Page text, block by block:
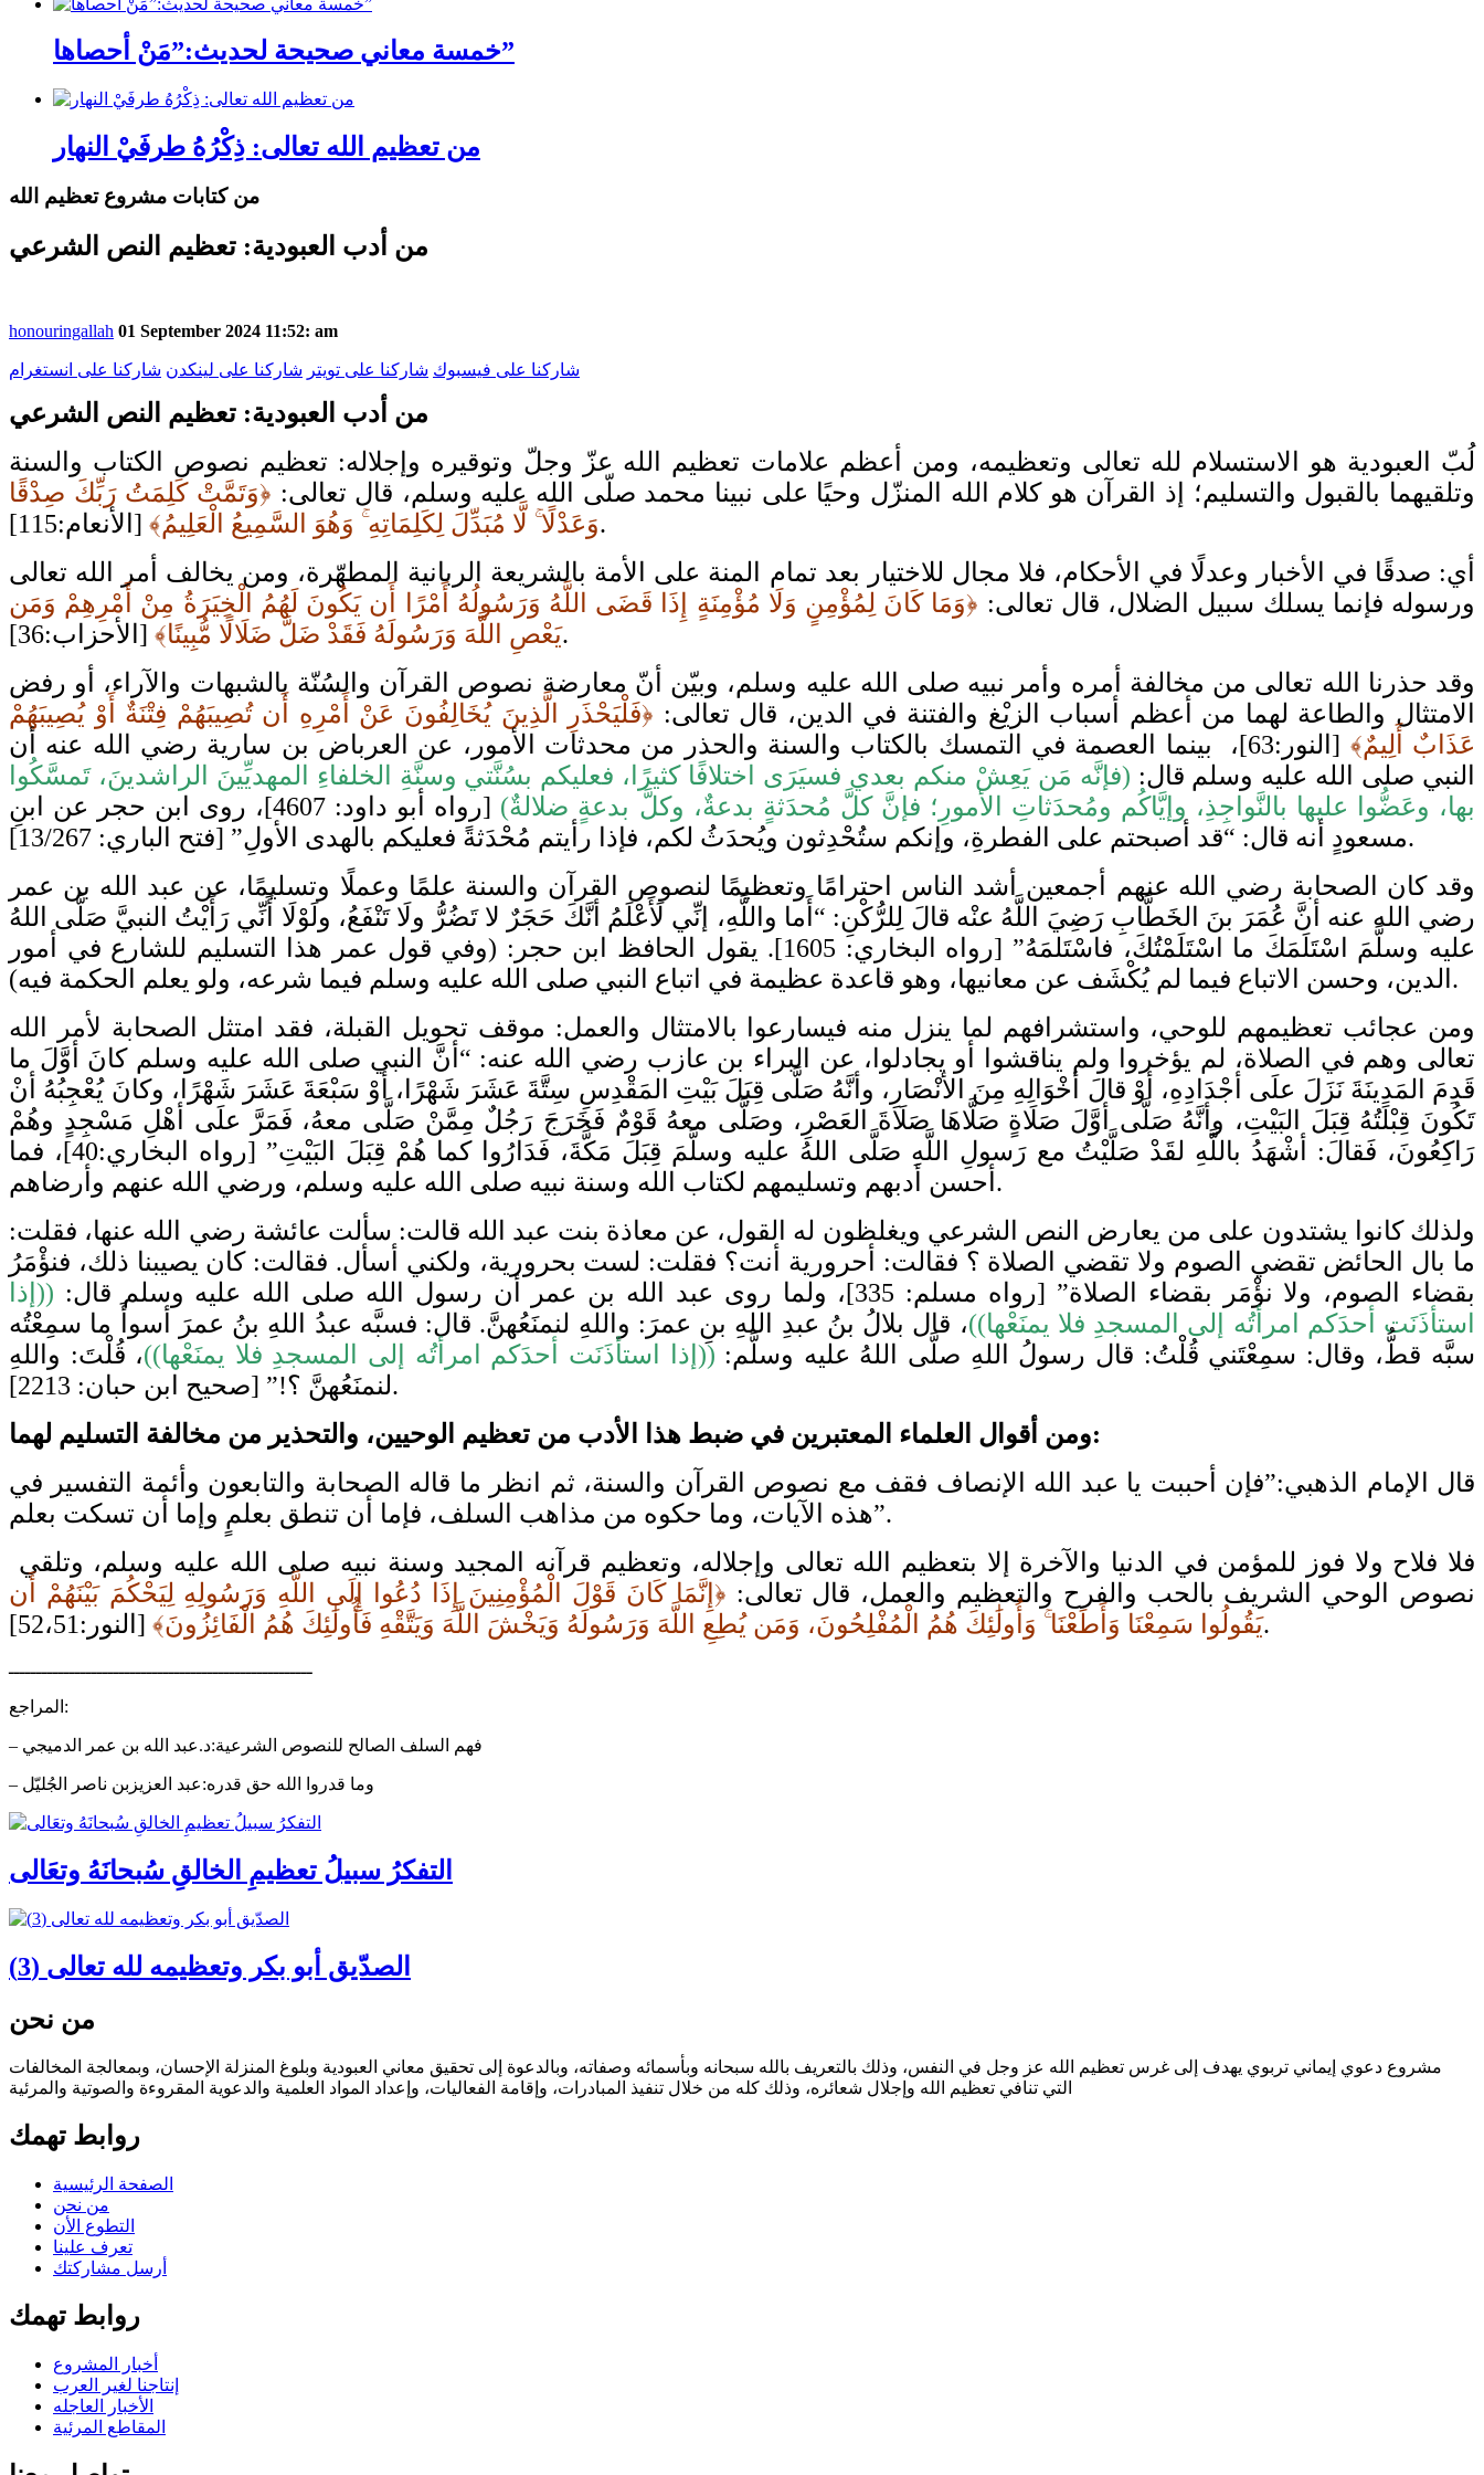
خمسة معاني صحيحة لحديث:”مَنْ أحصاها”
من تعظيم الله تعالى: ذِكْرُهُ طرفَيْ النهار
من كتابات مشروع تعظيم الله
من أدب العبودية: تعظيم النص الشرعي
honouringallah 01 September 2024 11:52: am
شاركنا على فيسبوك شاركنا على تويتر شاركنا على لينكدن شاركنا على انستغرام
من أدب العبودية: تعظيم النص الشرعي
لُبّ العبودية هو الاستسلام لله تعالى وتعظيمه، ومن أعظم علامات تعظيم الله عزّ وجلّ وتوقيره وإجلاله: تعظيم نصوص الكتاب والسنة
وتلقيهما بالقبول والتسليم؛ إذ القرآن هو كلام الله المنزّل وحيًا على نبينا محمد صلّى الله عليه وسلم، قال تعالى: ﴿وَتَمَّتْ كَلِمَتُ رَبِّكَ صِدْقًا
وَعَدْلًا ۚ لَّا مُبَدِّلَ لِكَلِمَاتِهِ ۚ وَهُوَ السَّمِيعُ الْعَلِيمُ﴾[الأنعام:115].
أي: صدقًا في الأخبار وعدلًا في الأحكام، فلا مجال للاختيار بعد تمام المنة على الأمة بالشريعة الربانية المطهّرة، ومن يخالف أمر الله تعالى
ورسوله فإنما يسلك سبيل الضلال، قال تعالى: ﴿وَمَا كَانَ لِمُؤْمِنٍ وَلَا مُؤْمِنَةٍ إِذَا قَضَى اللَّهُ وَرَسُولُهُ أَمْرًا أَن يَكُونَ لَهُمُ الْخِيَرَةُ مِنْ أَمْرِهِمْ وَمَن
يَعْصِ اللَّهَ وَرَسُولَهُ فَقَدْ ضَلَّ ضَلَالًا مُّبِينًا﴾[الأحزاب:36].
وقد حذرنا الله تعالى من مخالفة أمره وأمر نبيه صلى الله عليه وسلم، وبيّن أنّ معارضة نصوص القرآن والسُنّة بالشبهات والآراء، أو رفض
الامتثال والطاعة لهما من أعظم أسباب الزيْغ والفتنة في الدين، قال تعالى: ﴿فَلْيَحْذَرِ الَّذِينَ يُخَالِفُونَ عَنْ أَمْرِهِ أَن تُصِيبَهُمْ فِتْنَةٌ أَوْ يُصِيبَهُمْ
عَذَابٌ أَلِيمٌ﴾
[النور:63]، بينما العصمة في التمسك بالكتاب والسنة والحذر من محدثات الأمور، عن العرباض بن سارية رضي الله عنه أن
النبي صلى الله عليه وسلم قال: (فإنَّه مَن يَعِشْ منكم بعدي فسيَرَى اختلافًا كثيرًا، فعليكم بسُنَّتي وسنَّةِ الخلفاءِ المهديِّينَ الراشدينَ، تَمسَّكُوا
بها، وعَضُّوا عليها بالنَّواجِذِ، وإيَّاكُم ومُحدَثاتِ الأمورِ؛ فإنَّ كلَّ مُحدَثةٍ بدعةٌ، وكلَّ بدعةٍ ضلالةٌ)
[رواه أبو داود: 4607]، روى ابن حجر عن ابنِ
مسعودٍ أنه قال: “قد أصبحتم على الفطرةِ، وإنكم ستُحْدِثون ويُحدَثُ لكم، فإذا رأيتم مُحْدَثةً فعليكم بالهدى الأولِ” [فتح الباري: 13/267].
وقد كان الصحابة رضي الله عنهم أجمعين أشد الناس احترامًا وتعظيمًا لنصوص القرآن والسنة علمًا وعملًا وتسليمًا، عن عبد الله بن عمر
رضي الله عنه أنَّ عُمَرَ بنَ الخَطَّابِ رَضِيَ اللَّهُ عنْه قالَ لِلرُّكْنِ: “أَما واللَّهِ، إنِّي لَأَعْلَمُ أنَّكَ حَجَرٌ لا تَضُرُّ ولَا تَنْفَعُ، ولَوْلَا أَنِّي رَأَيْتُ النبيَّ صَلَّى اللهُ
عليه وسلَّمَ اسْتَلَمَكَ ما اسْتَلَمْتُكَ، فاسْتَلمَهُ” [رواه البخاري: 1605]. يقول الحافظ ابن حجر: (وفي قول عمر هذا التسليم للشارع في أمور
الدين، وحسن الاتباع فيما لم يُكْشَف عن معانيها، وهو قاعدة عظيمة في اتباع النبي صلى الله عليه وسلم فيما شرعه، ولو يعلم الحكمة فيه).
ومن عجائب تعظيمهم للوحي، واستشرافهم لما ينزل منه فيسارعوا بالامتثال والعمل: موقف تحويل القبلة، فقد امتثل الصحابة لأمر الله
تعالى وهم في الصلاة، لم يؤخروا ولم يناقشوا أو يجادلوا، عن البراء بن عازب رضي الله عنه: “أنَّ النبي صلى الله عليه وسلم كانَ أوَّلَ ما
قَدِمَ المَدِينَةَ نَزَلَ علَى أجْدَادِهِ، أوْ قالَ أخْوَالِهِ مِنَ الأنْصَارِ، وأنَّهُ صَلَّى قِبَلَ بَيْتِ المَقْدِسِ سِتَّةَ عَشَرَ شَهْرًا، أوْ سَبْعَةَ عَشَرَ شَهْرًا، وكانَ يُعْجِبُهُ أنْ
تَكُونَ قِبْلَتُهُ قِبَلَ البَيْتِ، وأنَّهُ صَلَّى أوَّلَ صَلَاةٍ صَلَّاهَا صَلَاةَ العَصْرِ، وصَلَّى معهُ قَوْمٌ فَخَرَجَ رَجُلٌ مِمَّنْ صَلَّى معهُ، فَمَرَّ علَى أهْلِ مَسْجِدٍ وهُمْ
رَاكِعُونَ، فَقالَ: أشْهَدُ باللَّهِ لقَدْ صَلَّيْتُ مع رَسولِ اللَّهِ صَلَّى اللهُ عليه وسلَّمَ قِبَلَ مَكَّةَ، فَدَارُوا كما هُمْ قِبَلَ البَيْتِ” [رواه البخاري:40]، فما
أحسن أدبهم وتسليمهم لكتاب الله وسنة نبيه صلى الله عليه وسلم، ورضي الله عنهم وأرضاهم.
ولذلك كانوا يشتدون على من يعارض النص الشرعي ويغلظون له القول، عن معاذة بنت عبد الله قالت: سألت عائشة رضي الله عنها، فقلت:
ما بال الحائض تقضي الصوم ولا تقضي الصلاة ؟ فقالت: أحرورية أنت؟ فقلت: لست بحرورية، ولكني أسأل. فقالت: كان يصيبنا ذلك، فنؤْمَرُ
بقضاء الصوم، ولا نؤْمَر بقضاء الصلاة” [رواه مسلم: 335]، ولما روى عبد الله بن عمر أن رسول الله صلى الله عليه وسلم قال:
((إذا
استأذَنَت أحدَكم امرأتُه إلى المسجدِ فلا يمنَعْها))، قال بلالُ بنُ عبدِ اللهِ بنِ عمرَ: واللهِ لنمنَعُهنَّ. قال: فسبَّه عبدُ اللهِ بنُ عمرَ أسوأَ ما سمِعْتُه
سبَّه قطُّ، وقال: سمِعْتَني قُلْتُ: قال رسولُ اللهِ صلَّى اللهُ عليه وسلَّم: ((إذا استأذَنَت أحدَكم امرأتُه إلى المسجدِ فلا يمنَعْها))، قُلْتَ: واللهِ
لنمنَعُهنَّ ؟!” [صحيح ابن حبان: 2213].
ومن أقوال العلماء المعتبرين في ضبط هذا الأدب من تعظيم الوحيين، والتحذير من مخالفة التسليم لهما:
قال الإمام الذهبي:”فإن أحببت يا عبد الله الإنصاف فقف مع نصوص القرآن والسنة، ثم انظر ما قاله الصحابة والتابعون وأئمة التفسير في
هذه الآيات، وما حكوه من مذاهب السلف، فإما أن تنطق بعلمٍ وإما أن تسكت بعلم”.
نصوص الوحي الشريف بالحب والفرح والتعظيم والعمل، قال تعالى: ﴿إِنَّمَا كَانَ قَوْلَ الْمُؤْمِنِينَ إِذَا دُعُوا إِلَى اللَّهِ وَرَسُولِهِ لِيَحْكُمَ بَيْنَهُمْ أَن
يَقُولُوا سَمِعْنَا وَأَطَعْنَا ۚ وَأُولَٰئِكَ هُمُ الْمُفْلِحُونَ، وَمَن يُطِعِ اللَّهَ وَرَسُولَهُ وَيَخْشَ اللَّهَ وَيَتَّقْهِ فَأُولَٰئِكَ هُمُ الْفَائِزُونَ﴾[النور:52،51].
ـــــــــــــــــــــــــــــــــــــــــــــــــــــــ
المراجع:
– فهم السلف الصالح للنصوص الشرعية:د.عبد الله بن عمر الدميجي
– وما قدروا الله حق قدره:عبد العزيزبن ناصر الجُليّل
التفكرُ سبيلُ تعظيمِ الخالقِ سُبحانَهُ وتعَالى
الصدّيق أبو بكر وتعظيمه لله تعالى (3)
من نحن
مشروع دعوي إيماني تربوي يهدف إلى غرس تعظيم الله عز وجل في النفس، وذلك بالتعريف بالله سبحانه وبأسمائه وصفاته، وبالدعوة إلى تحقيق معاني العبودية وبلوغ المنزلة الإحسان، وبمعالجة المخالفات
التي تنافي تعظيم الله وإجلال شعائره، وذلك كله من خلال تنفيذ المبادرات، وإقامة الفعاليات، وإعداد المواد العلمية والدعوية المقروءة والصوتية والمرئية
روابط تهمك
الصفحة الرئيسية
من نحن
التطوع الأن
تعرف علينا
أرسل مشاركتك
روابط تهمك
أخبار المشروع
إنتاجنا لغير العرب
الأخبار العاجله
المقاطع المرئية